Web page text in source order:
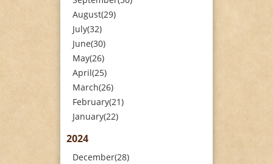
August(29)
July(32)
June(30)
May(26)
April(25)
March(26)
February(21)
January(22)
2024
December(28)